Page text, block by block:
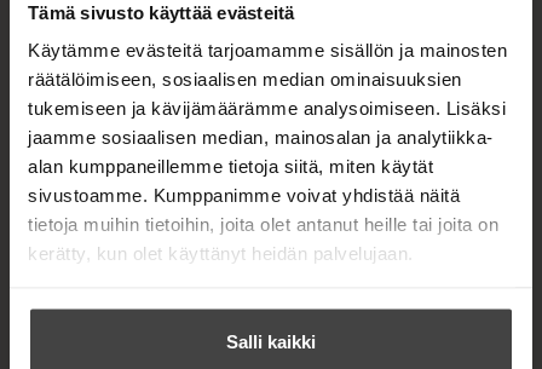
Tämä sivusto käyttää evästeitä
Käytämme evästeitä tarjoamamme sisällön ja mainosten
räätälöimiseen, sosiaalisen median ominaisuuksien
tukemiseen ja kävijämäärämme analysoimiseen. Lisäksi
jaamme sosiaalisen median, mainosalan ja analytiikka-
alan kumppaneillemme tietoja siitä, miten käytät
sivustoamme. Kumppanimme voivat yhdistää näitä
tietoja muihin tietoihin, joita olet antanut heille tai joita on
kerätty, kun olet käyttänyt heidän palvelujaan.
Salli kaikki
h
t
e
e
l
e
h
e
e
n